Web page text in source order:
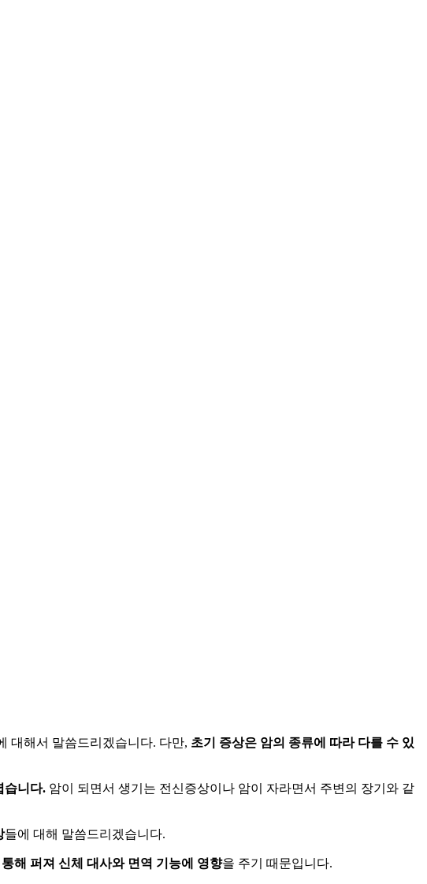
대해서 말씀드리겠습니다. 다만, 초기 증상은 암의 종류에 따라 다를 수 있
습니다. 암이 되면서 생기는 전신증상이나 암이 자라면서 주변의 장기와 같
들에 대해 말씀드리겠습니다.
해 퍼져 신체 대사와 면역 기능에 영향을 주기 때문입니다.